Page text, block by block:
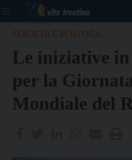
Le iniziative
per la
Mondiale del